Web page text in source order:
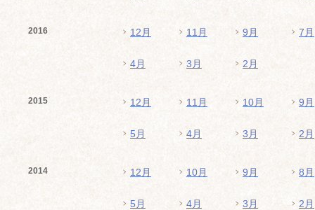
2016 12月 11月 9月 7月
4月 3月 2月
2015 12月 11月 10月 9月
5月 4月 3月 2月
2014 12月 10月 9月 8月
5月 4月 3月 2月